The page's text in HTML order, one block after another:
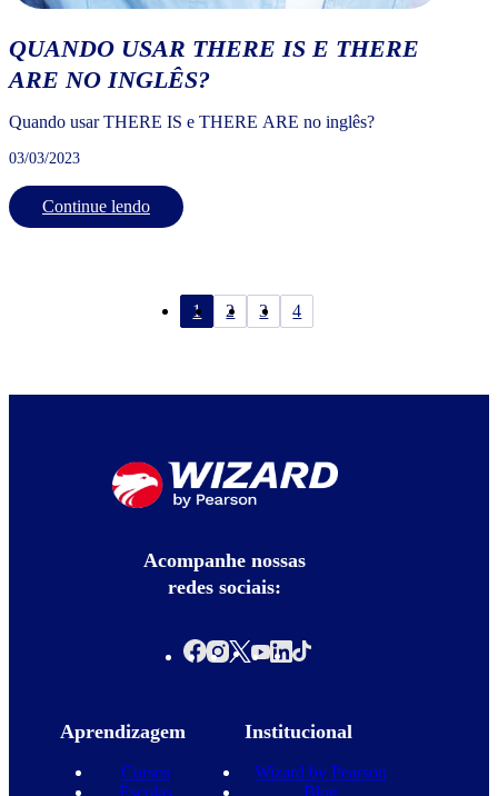
QUANDO USAR THERE IS E THERE
ARE NO INGLÊS?
Quando usar THERE IS e THERE ARE no inglês?
03/03/2023
Continue lendo
1 2 3 4
Acompanhe nossas
redes sociais:
Aprendizagem
Cursos
Escolas
Institucional
Wizard by Pearson
Blog